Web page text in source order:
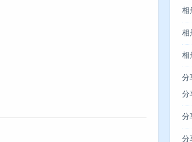
相
相
相
分
分
分
分